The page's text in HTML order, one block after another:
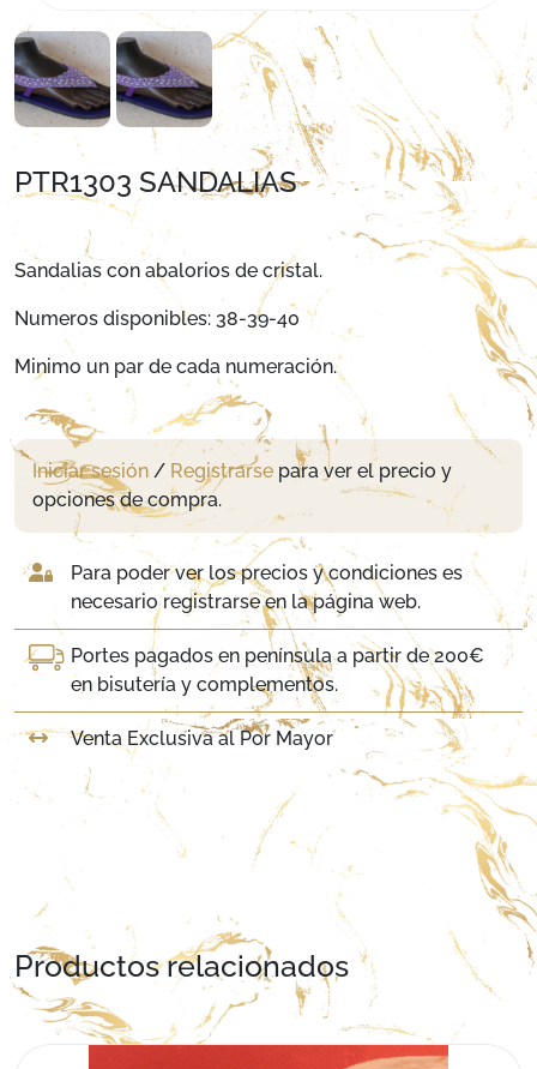
PTR1303 SANDALIAS
Sandalias con abalorios de cristal.
Numeros disponibles: 38-39-40
Minimo un par de cada numeración.
Iniciar sesión / Registrarse para ver el precio y
opciones de compra.
Para poder ver los precios y condiciones es
necesario registrarse en la página web.
Portes pagados en península a partir de 200€
en bisutería y complementos.
Venta Exclusiva al Por Mayor
Productos relacionados